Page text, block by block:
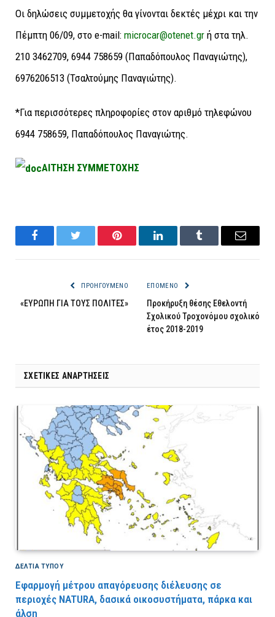
Οι δηλώσεις συμμετοχής θα γίνονται δεκτές μέχρι και την
Πέμπτη 06/09, στο e-mail: microcar@otenet.gr ή στα τηλ.
210 3462709, 6944 758659 (Παπαδόπουλος Παναγιώτης),
6976206513 (Τσαλτούμης Παναγιώτης).
*Για περισσότερες πληροφορίες στον αριθμό τηλεφώνου
6944 758659, Παπαδόπουλος Παναγιώτης.
ΑΙΤΗΣΗ ΣΥΜΜΕΤΟΧΗΣ
FacebookTwitter Pinterest LinkedInTumblr Email
ΠΡΟΗΓΟΎΜΕΝΟ
«ΕΥΡΩΠΗ ΓΙΑ ΤΟΥΣ ΠΟΛΙΤΕΣ»
ΕΠΌΜΕΝΟ
Προκήρυξη θέσης Εθελοντή
Σχολικού Τροχονόμου σχολικό
έτος 2018-2019
ΣΧΕΤΙΚΈΣ ΑΝΑΡΤΉΣΕΙΣ
ΔΕΛΤΙΑ ΤΥΠΟΥ
Εφαρμογή μέτρου απαγόρευσης διέλευσης σε
περιοχές NATURA, δασικά οικοσυστήματα, πάρκα και
άλση